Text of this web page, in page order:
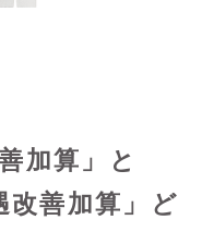
加算」と
改善加算」ど